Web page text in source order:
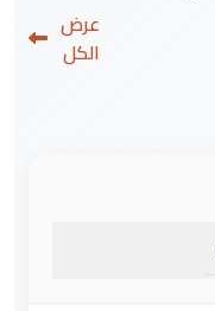
عرض
الكل